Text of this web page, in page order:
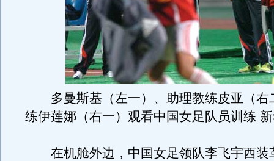
多曼斯基（左一）、助理教练皮亚（右
练伊莲娜（右一）观看中国女足队员训练
在机舱外边，中国女足领队李飞宇西装